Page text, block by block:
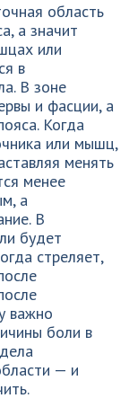
область
а значит
или
в
В зоне
и фасции, а
Когда
или мышц,
менять
менее
а
В
будет
стреляет,
важно
боли в
— и